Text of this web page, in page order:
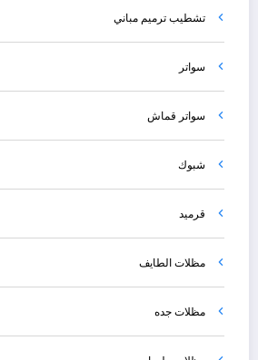
تشطيب ترميم مباني
سواتر
سواتر قماش
شبوك
قرميد
مظلات الطايف
مظلات جده